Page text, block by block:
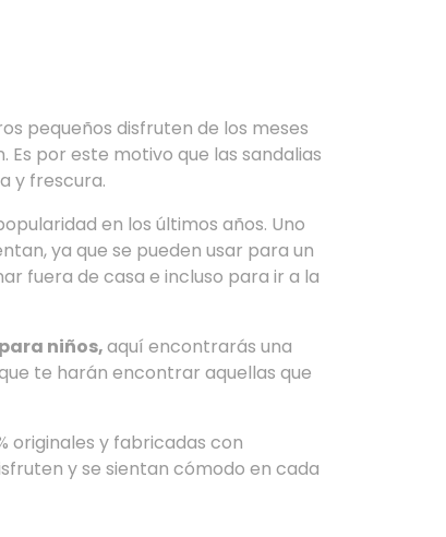
pequeños disfruten de los meses
por este motivo que las sandalias
y frescura.
en los últimos años. Uno
ya que se pueden usar para un
fuera de casa e incluso para ir a la
niños,aquí encontrarás una
te harán encontrar aquellas que
originales y fabricadas con
y se sientan cómodo en cada